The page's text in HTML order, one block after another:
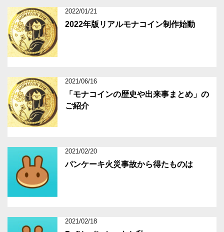
2022/01/21
2022年版リアルモナコイン制作始動
2021/06/16
「モナコインの歴史や出来事まとめ」の
ご紹介
2021/02/20
パンケーキ火災事故から得たものは
2021/02/18